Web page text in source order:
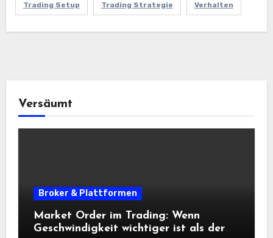
Trading Setup Trading Strategie Verhalten
Versäumt
Broker & Plattformen
Market Order im Trading: Wenn
Geschwindigkeit wichtiger ist als der